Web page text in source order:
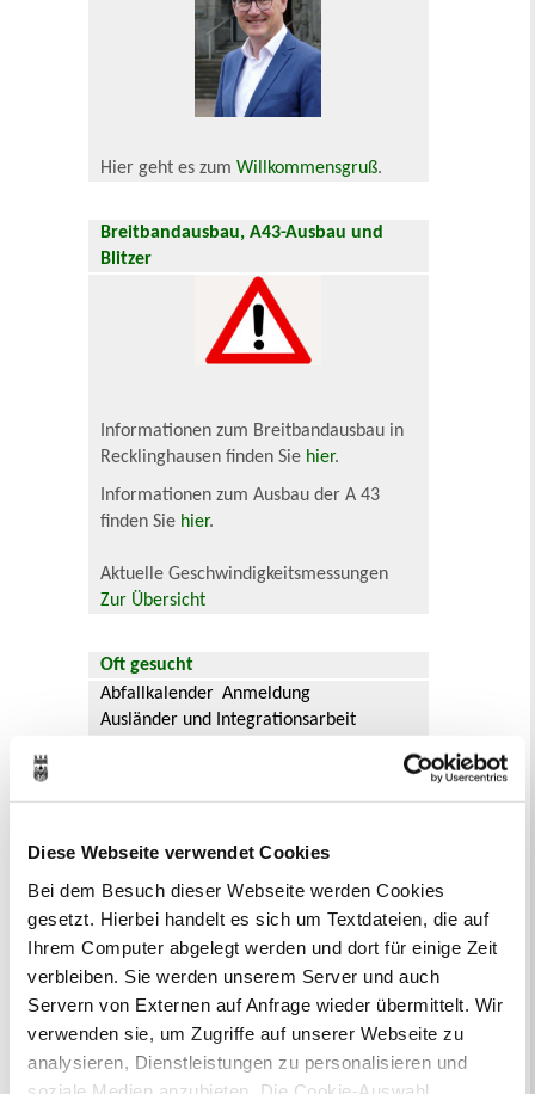
Diese Webseite verwendet Cookies
Bei dem Besuch dieser Webseite werden Cookies
gesetzt. Hierbei handelt es sich um Textdateien, die auf
Ihrem Computer abgelegt werden und dort für einige Zeit
verbleiben. Sie werden unserem Server und auch
Servern von Externen auf Anfrage wieder übermittelt. Wir
verwenden sie, um Zugriffe auf unserer Webseite zu
analysieren, Dienstleistungen zu personalisieren und
Hier geht es zumWillkommensgruß.
Breitbandausbau, A43-Ausbau und
Blitzer
Informationen zum Breitbandausbau in
Recklinghausen finden Sie hier.
Informationen zum Ausbau der A 43
finden Sie hier.
Aktuelle Geschwindigkeitsmessungen
Zur Übersicht
Oft gesucht
Abfallkalender Anmeldung
Ausländer und Integrationsarbeit
Fundsachen Jobcenter Recklinghausen
Kommunale Servicebetriebe
Rat und Ausschüsse Reisepass
Stadtbibliothek Ummeldung
Verkaufsoffene Sonntage
Ihr Kontakt zur Stadtverwaltung